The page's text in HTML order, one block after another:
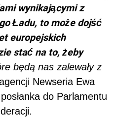
wynikającymi z
Ładu, to może dojść
europejskich
stać na to, żeby
będą nas zalewały z
Newseria Ewa
do Parlamentu